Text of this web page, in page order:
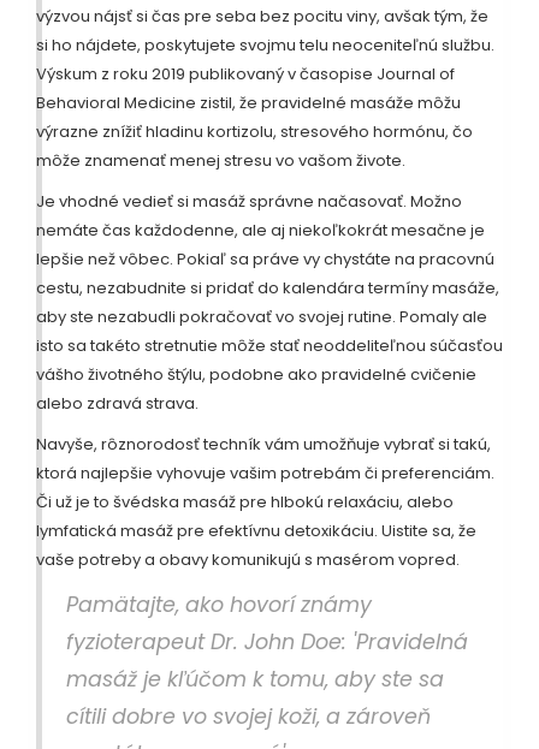
výzvou nájsť si čas pre seba bez pocitu viny, avšak tým, že
si ho nájdete, poskytujete svojmu telu neoceniteľnú službu.
Výskum z roku 2019 publikovaný v časopise Journal of
Behavioral Medicine zistil, že pravidelné masáže môžu
výrazne znížiť hladinu kortizolu, stresového hormónu, čo
môže znamenať menej stresu vo vašom živote.
Je vhodné vedieť si masáž správne načasovať. Možno
nemáte čas každodenne, ale aj niekoľkokrát mesačne je
lepšie než vôbec. Pokiaľ sa práve vy chystáte na pracovnú
cestu, nezabudnite si pridať do kalendára termíny masáže,
aby ste nezabudli pokračovať vo svojej rutine. Pomaly ale
isto sa takéto stretnutie môže stať neoddeliteľnou súčasťou
vášho životného štýlu, podobne ako pravidelné cvičenie
alebo zdravá strava.
Navyše, rôznorodosť techník vám umožňuje vybrať si takú,
ktorá najlepšie vyhovuje vašim potrebám či preferenciám.
Či už je to švédska masáž pre hlbokú relaxáciu, alebo
lymfatická masáž pre efektívnu detoxikáciu. Uistite sa, že
vaše potreby a obavy komunikujú s masérom vopred.
Pamätajte, ako hovorí známy
fyzioterapeut Dr. John Doe: 'Pravidelná
masáž je kľúčom k tomu, aby ste sa
cítili dobre vo svojej koži, a zároveň